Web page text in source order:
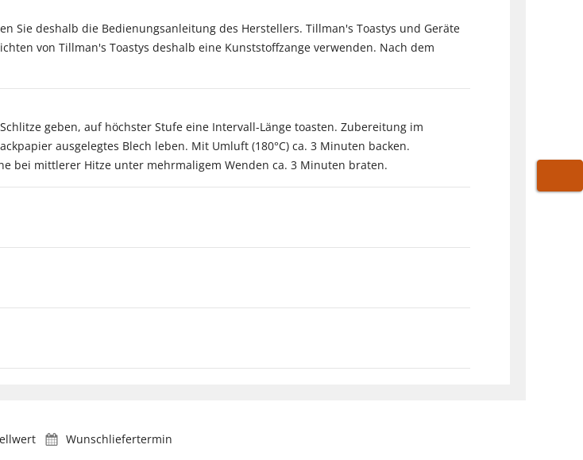
Sie deshalb die Bedienungsanleitung des Herstellers. Tillman's Toastys und Geräte
von Tillman's Toastys deshalb eine Kunststoffzange verwenden. Nach dem
geben, auf höchster Stufe eine Intervall-Länge toasten. Zubereitung im
ausgelegtes Blech leben. Mit Umluft (180°C) ca. 3 Minuten backen.
bei mittlerer Hitze unter mehrmaligem Wenden ca. 3 Minuten braten.
Wunschliefertermin